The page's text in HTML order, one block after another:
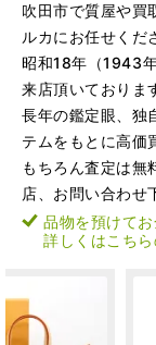
吹田市で質屋や買
ルカにお任せくだ
昭和18年（1943
来店頂いておりま
長年の鑑定眼、独
テムをもとに高価
もちろん査定は無
店、お問い合わせ
品物を預けて
詳しくはこち